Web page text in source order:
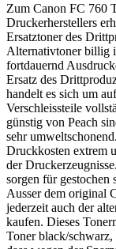
Zum Canon FC 760
Druckerherstellers
Ersatztoner des
Alternativtoner billig
fortdauernd
Ersatz des
handelt es sich um
Verschleissteile
günstig von Peach
sehr
Druckkosten extrem
der
sorgen für
Ausser dem original
jederzeit auch der
kaufen. Dieses
Toner black/